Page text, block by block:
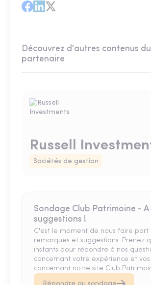
Découvrez d'autres contenus
partenaire
Russell
Sociétés de gestion
Sondage Club Patrimoine - A
suggestions !
C'est le moment de nous faire part
remarques et suggestions. Prenez
instants pour répondre à nos
concernant votre expérience et
concernant notre site Club
Répondre au sondage